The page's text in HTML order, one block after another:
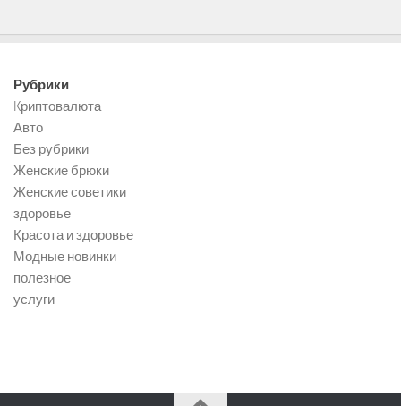
Рубрики
Kриптовалюта
Авто
Без рубрики
Женские брюки
Женские советики
здоровье
Красота и здоровье
Модные новинки
полезное
услуги